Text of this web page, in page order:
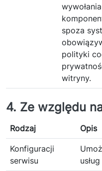
spoza
polityki
witryny.
4. Ze względu
Rodzaj Opis
Konfiguracji
serwisu